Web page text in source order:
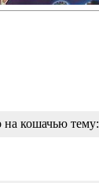
на кошачью тему: